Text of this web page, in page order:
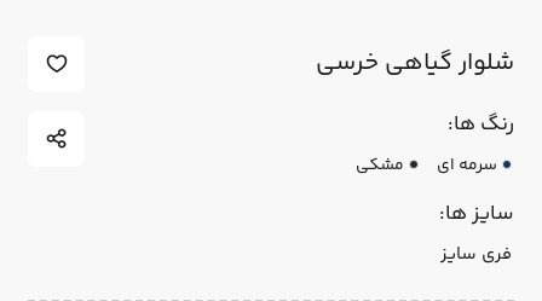
شلوار گیاهی خرسی
رنگ ها:
سرمه ای مشکی
سایز ها:
فری سایز